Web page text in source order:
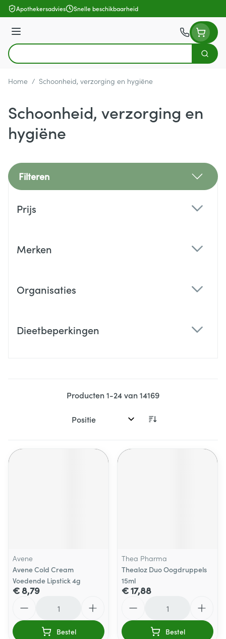
Ga naar de inhoud
Apothekersadvies Snelle beschikbaarheid
Menu
Product, merk, categorie...
Zoek
Home / Schoonheid, verzorging en hygiëne
Schoonheid, verzorging en
hygiëne
Filteren
Prijs
Merken
Organisaties
Dieetbeperkingen
Producten1-24van14169
Sorteer op:
Avene
Avene Cold Cream
Voedende Lipstick 4g
€ 8,79
Bestel
Thea Pharma
Thealoz Duo Oogdruppels
15ml
€ 17,88
Bestel